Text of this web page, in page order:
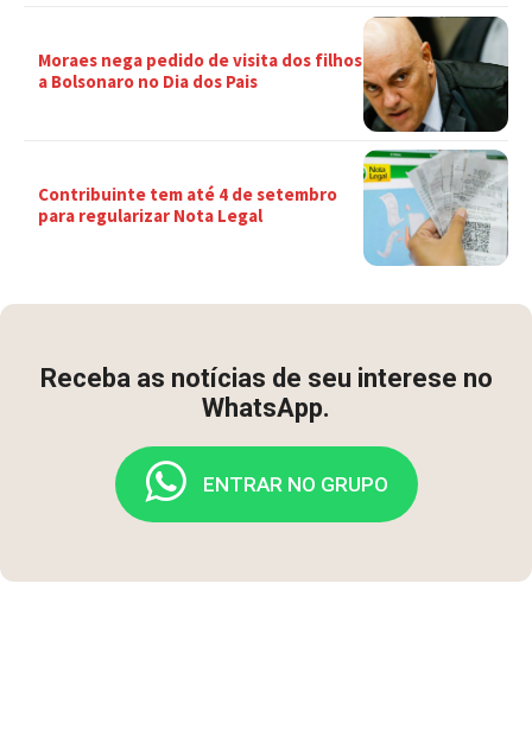
Moraes nega pedido de visita dos filhos
a Bolsonaro no Dia dos Pais
Contribuinte tem até 4 de setembro
para regularizar Nota Legal
Receba as notícias de seu interese no
WhatsApp.
ENTRAR NO GRUPO